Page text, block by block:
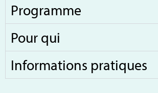
Programme
Pour qui
Informations pratiques